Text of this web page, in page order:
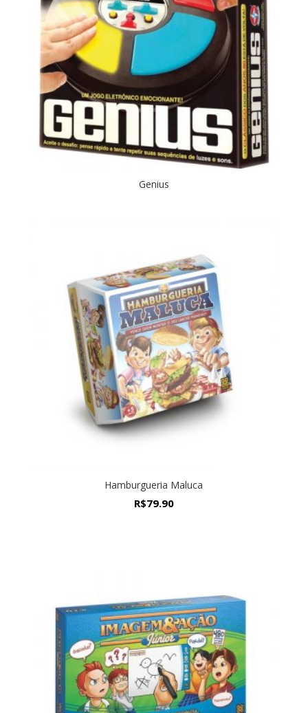
Genius
Hamburgueria Maluca
R$79.90